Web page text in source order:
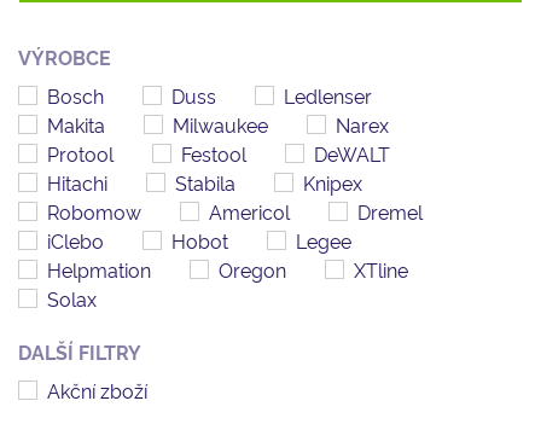
VÝROBCE
Bosch
Duss
Ledlenser
Makita
Milwaukee
Narex
Protool
Festool
DeWALT
Hitachi
Stabila
Knipex
Robomow
Americol
Dremel
iClebo
Hobot
Legee
Helpmation
Oregon
XTline
Solax
DALŠÍ FILTRY
Akční zboží